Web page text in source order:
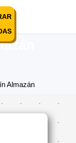
Almazán